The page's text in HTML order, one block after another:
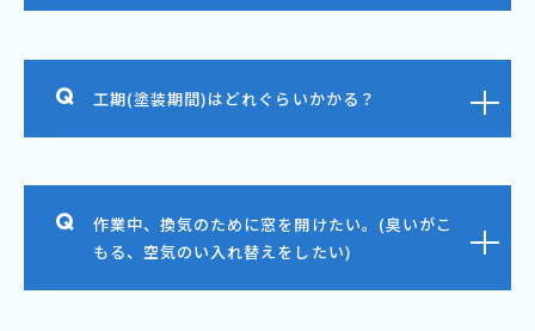
工期(塗装期間)はどれぐらいかかる？
作業中、換気のために窓を開けたい。(臭いがこ
もる、空気のい入れ替えをしたい)